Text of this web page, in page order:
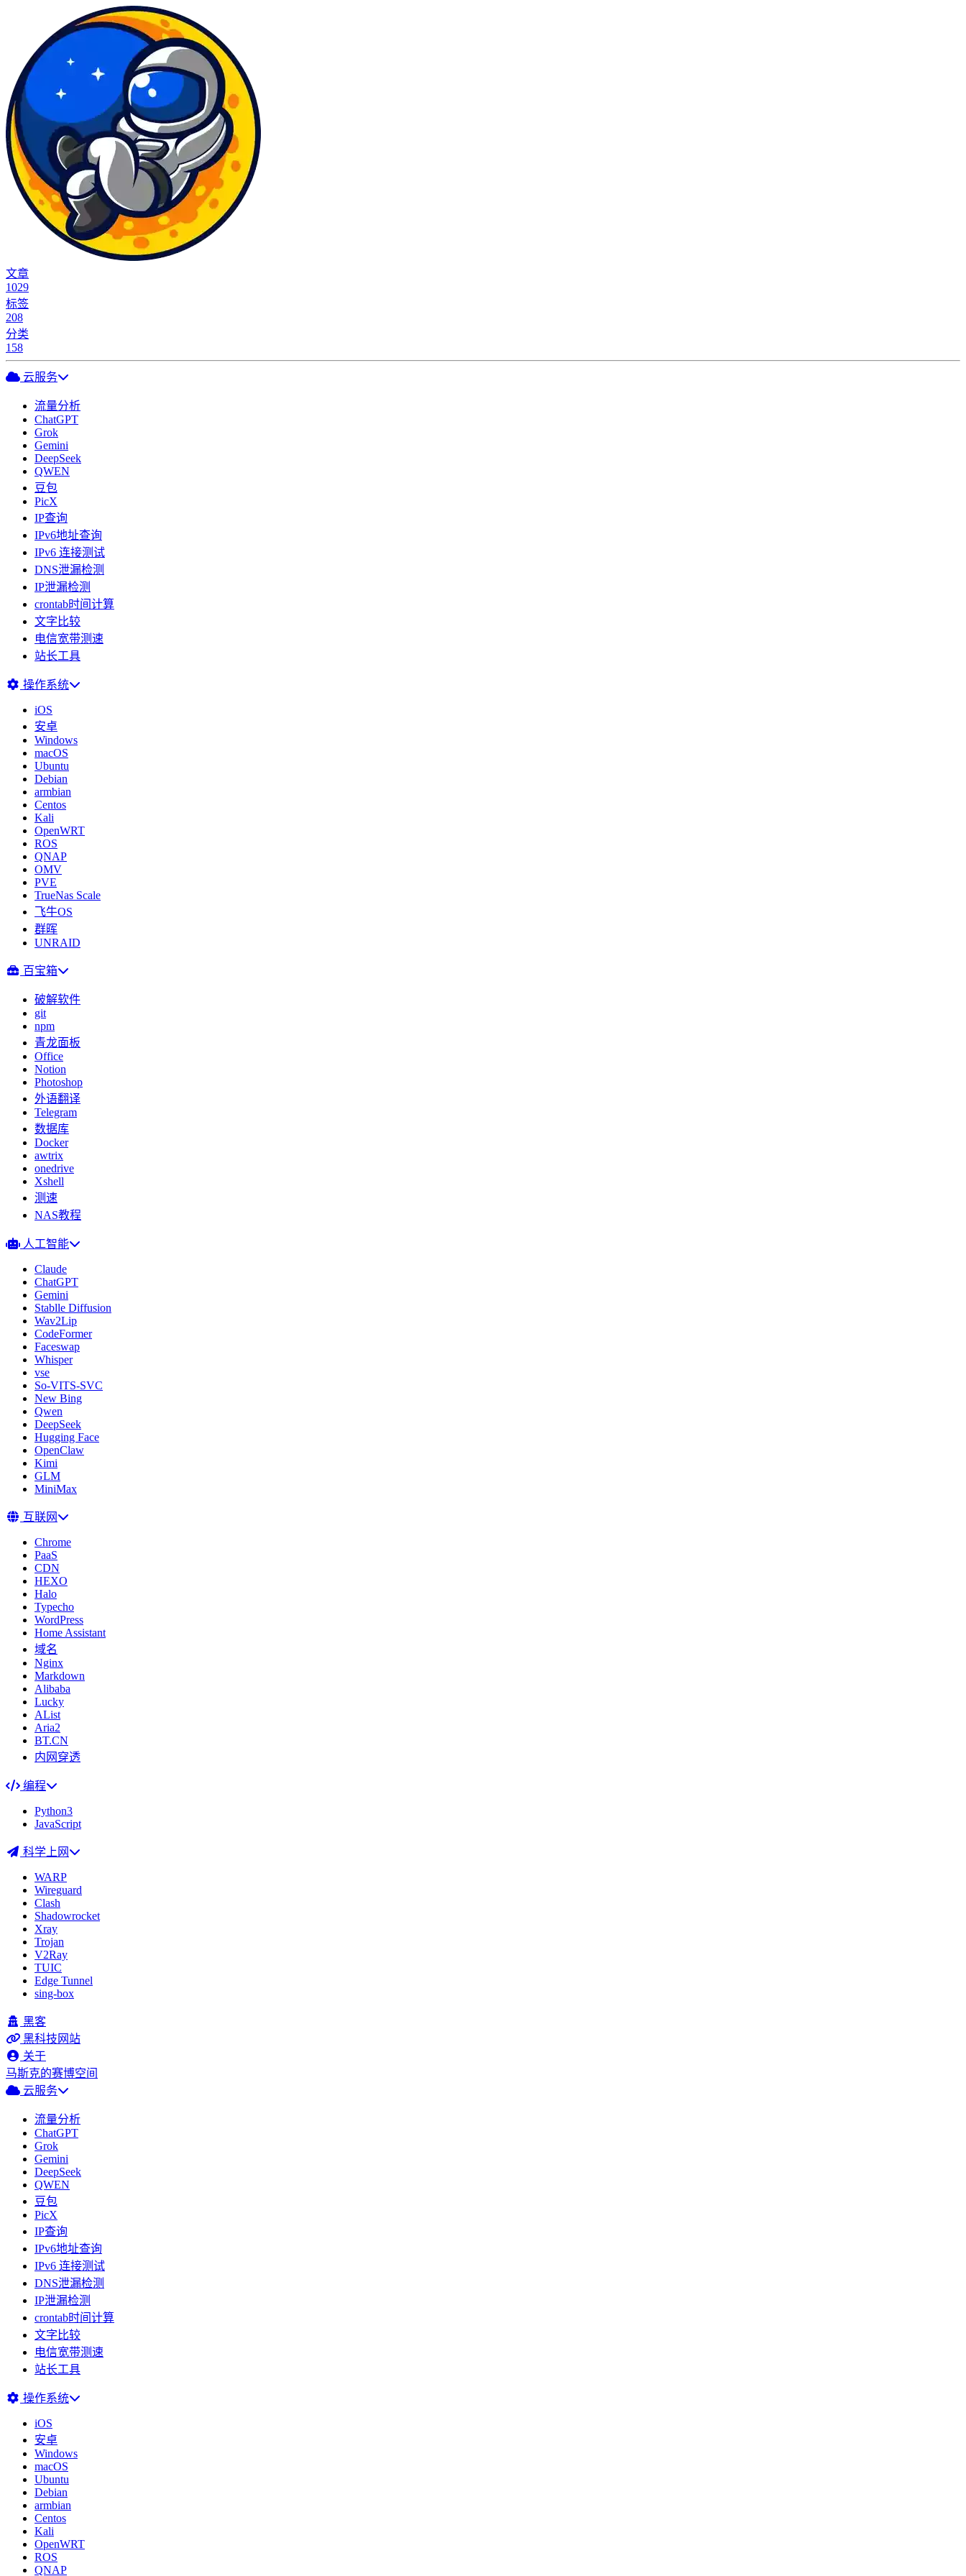
文章
1029
标签
208
分类
158
云服务
流量分析
ChatGPT
Grok
Gemini
DeepSeek
QWEN
豆包
PicX
IP查询
IPv6地址查询
IPv6 连接测试
DNS泄漏检测
IP泄漏检测
crontab时间计算
文字比较
电信宽带测速
站长工具
操作系统
iOS
安卓
Windows
macOS
Ubuntu
Debian
armbian
Centos
Kali
OpenWRT
ROS
QNAP
OMV
PVE
TrueNas Scale
飞牛OS
群晖
UNRAID
百宝箱
破解软件
git
npm
青龙面板
Office
Notion
Photoshop
外语翻译
Telegram
数据库
Docker
awtrix
onedrive
Xshell
测速
NAS教程
人工智能
Claude
ChatGPT
Gemini
Stablle Diffusion
Wav2Lip
CodeFormer
Faceswap
Whisper
vse
So-VITS-SVC
New Bing
Qwen
DeepSeek
Hugging Face
OpenClaw
Kimi
GLM
MiniMax
互联网
Chrome
PaaS
CDN
HEXO
Halo
Typecho
WordPress
Home Assistant
域名
Nginx
Markdown
Alibaba
Lucky
AList
Aria2
BT.CN
内网穿透
编程
Python3
JavaScript
科学上网
WARP
Wireguard
Clash
Shadowrocket
Xray
Trojan
V2Ray
TUIC
Edge Tunnel
sing-box
黑客
黑科技网站
关于
马斯克的赛博空间
云服务
流量分析
ChatGPT
Grok
Gemini
DeepSeek
QWEN
豆包
PicX
IP查询
IPv6地址查询
IPv6 连接测试
DNS泄漏检测
IP泄漏检测
crontab时间计算
文字比较
电信宽带测速
站长工具
操作系统
iOS
安卓
Windows
macOS
Ubuntu
Debian
armbian
Centos
Kali
OpenWRT
ROS
QNAP